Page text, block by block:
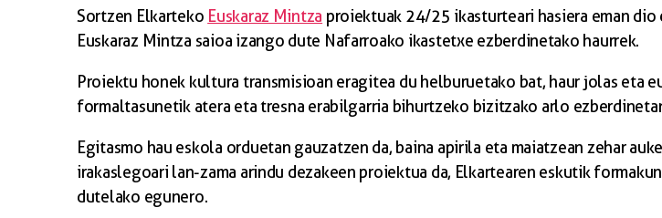
Sortzen Elkarteko Euskaraz Mintza proiektuak 24/25 ikasturteari hasiera eman
Euskaraz Mintza saioa izango dute Nafarroako ikastetxe ezberdinetako haurrek.
Proiektu honek kultura transmisioan eragitea du helburuetako bat, haur jolas eta
formaltasunetik atera eta tresna erabilgarria bihurtzeko bizitzako arlo
Egitasmo hau eskola orduetan gauzatzen da, baina apirila eta maiatzean zehar
irakaslegoari lan-zama arindu dezakeen proiektua da, Elkartearen eskutik
dutelako egunero.